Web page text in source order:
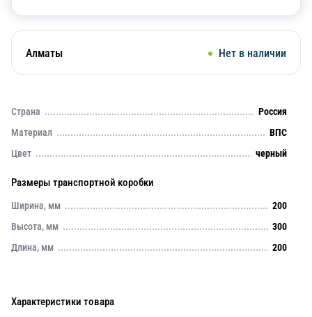
Алматы Нет в наличии
Страна
Россия
Материал
ВПС
Цвет
черный
Размеры транспортной коробки
Ширина, мм
200
Высота, мм
300
Длина, мм
200
Характеристики товара